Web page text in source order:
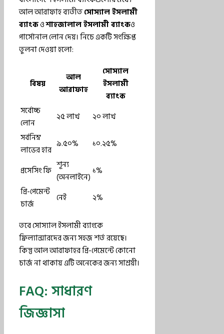
আল আরাফাহ ব্যতীতসোস্যাল ইসলামী
ব্যাংকওশাহজালাল ইসলামী ব্যাংকও
পার্সোনাল লোন দেয়। নিচে একটি সংক্ষিপ্ত
তুলনা দেওয়া হলো:
বিষয়
আল
আরাফাহ
সোস্যাল
ইসলামী
ব্যাংক
সর্বোচ্চ
লোন
২৫ লাখ
২০ লাখ
সর্বনিম্ন
লাভের হার
৯.৫০% ১০.২৫%
প্রসেসিং ফি শূন্য
(অনলাইনে)
১%
প্রি-পেমেন্ট
চার্জ
নেই ২%
তবে সোস্যাল ইসলামী ব্যাংকে
ফ্রিল্যান্সারদের জন্য সহজ শর্ত রয়েছে।
কিন্তু আল আরাফাহর প্রি-পেমেন্টে কোনো
চার্জ না থাকায় এটি অনেকের জন্য সাশ্রয়ী।
FAQ: সাধারণ
জিজ্ঞাসা